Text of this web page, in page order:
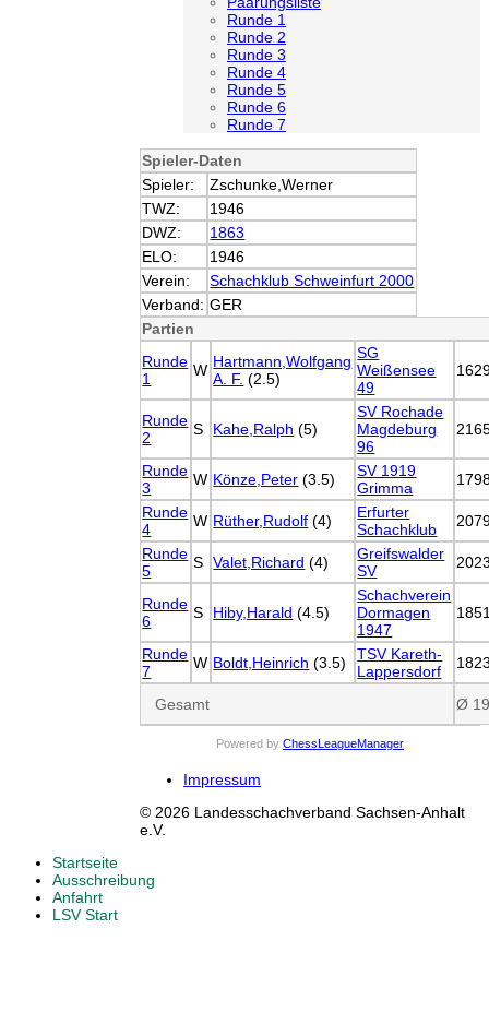
Runde 1
Runde 2
Runde 3
Runde 4
Runde 5
Runde 6
Runde 7
Spieler-Daten
Spieler:
Zschunke,Werner
TWZ:
1946
DWZ:
1863
ELO:
1946
Verein:
Schachklub Schweinfurt 2000
Verband: GER
Partien
Runde
1
W Hartmann,Wolfgang
A. F. (2.5)
SG
Weißensee
49
Runde
2
S Kahe,Ralph (5)
SV Rochade
Magdeburg
96
Runde
3
W Könze,Peter (3.5)
SV 1919
Grimma
Runde
4
W Rüther,Rudolf (4)
Erfurter
Schachklub
Runde
5
S Valet,Richard (4)
Greifswalder
SV
Runde
6
S Hiby,Harald (4.5)
Schachverein
Dormagen
1947
Runde
7
W Boldt,Heinrich (3.5)
TSV Kareth-
Lappersdorf
Gesamt Ø
Powered by ChessLeagueManager
Impressum
© 2026 Landesschachverband Sachsen-Anhalt
e.V.
Startseite
Ausschreibung
Anfahrt
LSV Start